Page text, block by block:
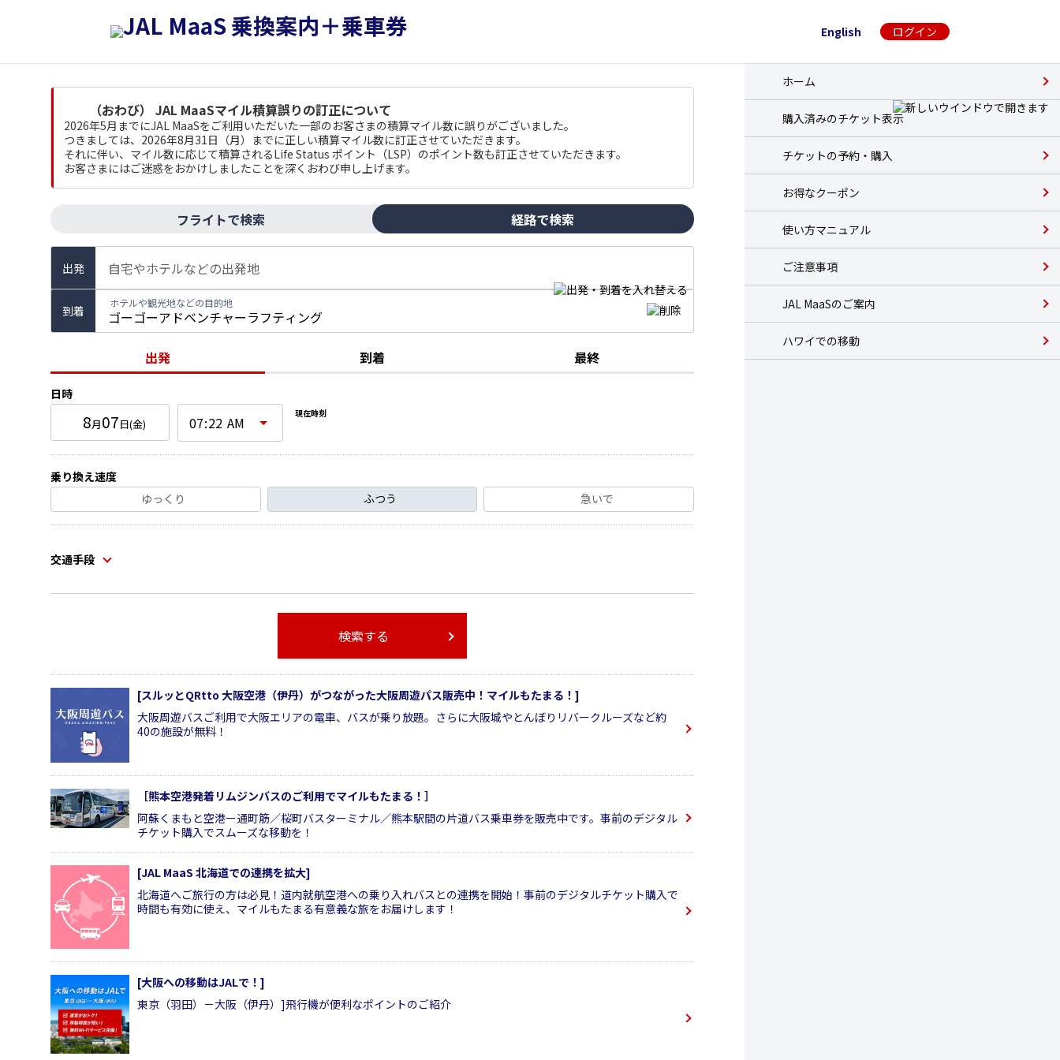
English ログイン
（おわび） JAL MaaSマイル積算誤りの訂正について
2026年5月までにJAL MaaSをご利用いただいた一部のお客さまの積算マイル数に誤りがございました。
つきましては、2026年8月31日（月）までに正しい積算マイル数に訂正させていただきます。
それに伴い、マイル数に応じて積算されるLife Status ポイント（LSP）のポイント数も訂正させていただきます。
お客さまにはご迷惑をおかけしましたことを深くおわび申し上げます。
フライトで検索 経路で検索
出発 自宅やホテルなどの出発地
到着
ホテルや観光地などの目的地
出発 到着 最終
日時
8月07日(金)
現在時刻
乗り換え速度
ゆっくり
ふつう 急いで
交通手段
検索する
[スルッとQRtto 大阪空港（伊丹）がつながった大阪周遊パス販売中！マイルもたまる！]
大阪周遊バスご利用で大阪エリアの電車、バスが乗り放題。さらに大阪城やとんぼりリバークルーズなど約
40の施設が無料！
［熊本空港発着リムジンバスのご利用でマイルもたまる！］
阿蘇くまもと空港ー通町筋／桜町バスターミナル／熊本駅間の片道バス乗車券を販売中です。事前のデジタル
チケット購入でスムーズな移動を！
[JAL MaaS 北海道での連携を拡大]
北海道へご旅行の方は必見！道内就航空港への乗り入れバスとの連携を開始！事前のデジタルチケット購入で
時間も有効に使え、マイルもたまる有意義な旅をお届けします！
[大阪への移動はJALで！]
東京（羽田）－大阪（伊丹）]飛行機が便利なポイントのご紹介
ホーム
購入済みのチケット表示
チケットの予約・購入
お得なクーポン
使い方マニュアル
ご注意事項
JAL MaaSのご案内
ハワイでの移動